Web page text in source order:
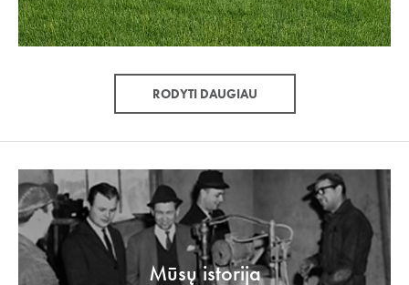
RODYTI DAUGIAU
Mūsų istorija